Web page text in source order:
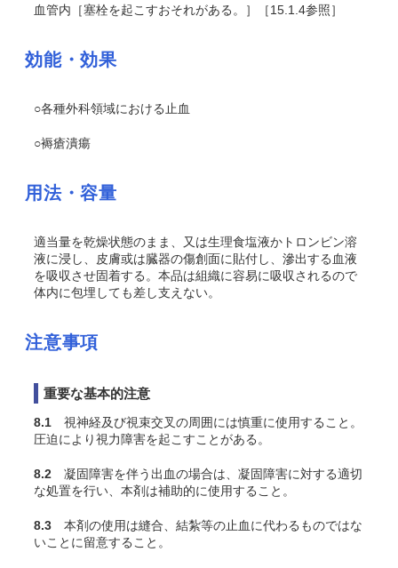
血管内［塞栓を起こすおそれがある。］［15.1.4参照］
効能・効果
○各種外科領域における止血
○褥瘡潰瘍
用法・容量
適当量を乾燥状態のまま、又は生理食塩液かトロンビン溶
液に浸し、皮膚或は臓器の傷創面に貼付し、滲出する血液
を吸収させ固着する。本品は組織に容易に吸収されるので
体内に包埋しても差し支えない。
注意事項
重要な基本的注意
8.1 視神経及び視束交叉の周囲には慎重に使用すること。
圧迫により視力障害を起こすことがある。
8.2 凝固障害を伴う出血の場合は、凝固障害に対する適切
な処置を行い、本剤は補助的に使用すること。
8.3 本剤の使用は縫合、結紮等の止血に代わるものではな
いことに留意すること。